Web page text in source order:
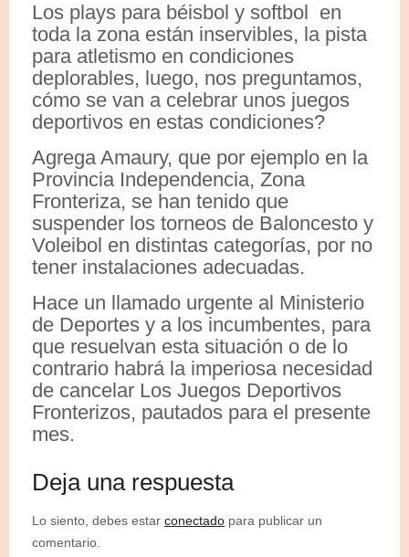
Los plays para béisbol y softbol en
toda la zona están inservibles, la pista
para atletismo en condiciones
deplorables, luego, nos preguntamos,
cómo se van a celebrar unos juegos
deportivos en estas condiciones?
Agrega Amaury, que por ejemplo en la
Provincia Independencia, Zona
Fronteriza, se han tenido que
suspender los torneos de Baloncesto y
Voleibol en distintas categorías, por no
tener instalaciones adecuadas.
Hace un llamado urgente al Ministerio
de Deportes y a los incumbentes, para
que resuelvan esta situación o de lo
contrario habrá la imperiosa necesidad
de cancelar Los Juegos Deportivos
Fronterizos, pautados para el presente
mes.
Deja una respuesta
Lo siento, debes estar conectado para publicar un
comentario.